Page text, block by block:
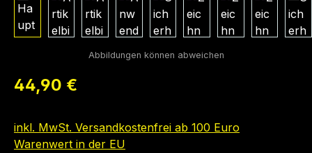
Regulärer Preis:
44,90 €
inkl. MwSt. Versandkostenfrei ab 100 Euro
Warenwert in der EU